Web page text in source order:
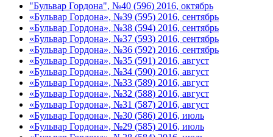
"Бульвар Гордона", №40 (596) 2016, октябрь
«Бульвар Гордона», №39 (595) 2016, сентябрь
«Бульвар Гордона», №38 (594) 2016, сентябрь
«Бульвар Гордона», №37 (593) 2016, сентябрь
«Бульвар Гордона», №36 (592) 2016, сентябрь
«Бульвар Гордона», №35 (591) 2016, август
«Бульвар Гордона», №34 (590) 2016, август
«Бульвар Гордона», №33 (589) 2016, август
«Бульвар Гордона», №32 (588) 2016, август
«Бульвар Гордона», №31 (587) 2016, август
«Бульвар Гордона», №30 (586) 2016, июль
«Бульвар Гордона», №29 (585) 2016, июль